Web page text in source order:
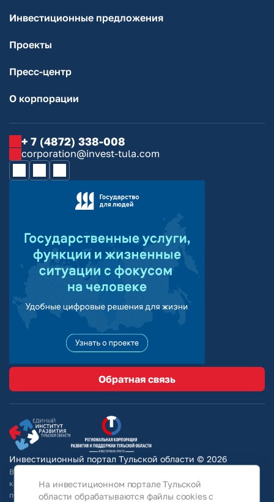
Инвестиционные предложения
Проекты
Пресс-центр
О корпорации
+ 7 (4872) 338-008
corporation@invest-tula.com
Обратная связь
Инвестиционный портал Тульской области © 2026
Вся информация на сайте носит ознакомительный характер и ни при
каких условиях не является публичной офертой, определяемой
положениями Статьи 437 Гражданского кодекса РФ. Для получения
На инвестиционном портале Тульской
области обрабатываются файлы cookies с